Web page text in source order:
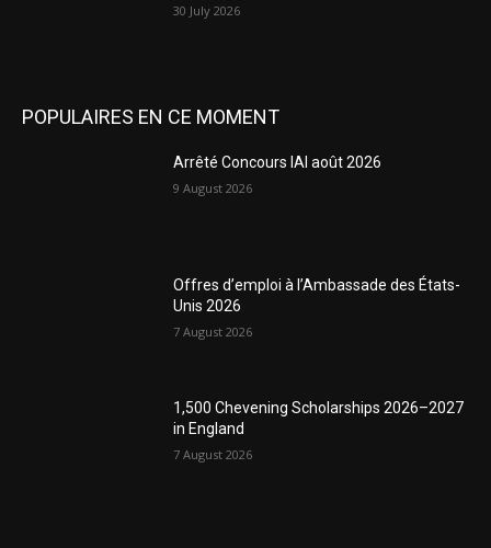
30 July 2026
POPULAIRES EN CE MOMENT
Arrêté Concours IAI août 2026
9 August 2026
Offres d’emploi à l’Ambassade des États-
Unis 2026
7 August 2026
1,500 Chevening Scholarships 2026–2027
in England
7 August 2026